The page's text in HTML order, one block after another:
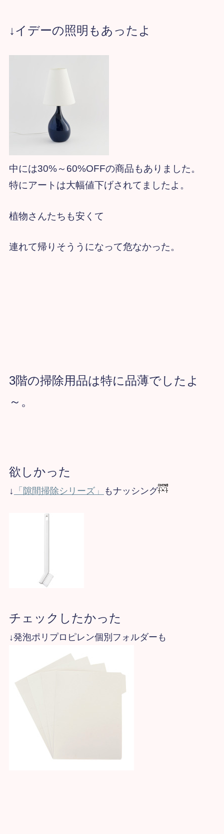
↓イデーの照明もあったよ
中には30%～60%OFFの商品もありました。
特にアートは大幅値下げされてましたよ。
植物さんたちも安くて
連れて帰りそううになって危なかった。
3階の掃除用品は特に品薄でしたよ
～。
欲しかった
↓ 「隙間掃除シリーズ」 もナッシング
チェックしたかった
↓発泡ポリプロピレン個別フォルダーも